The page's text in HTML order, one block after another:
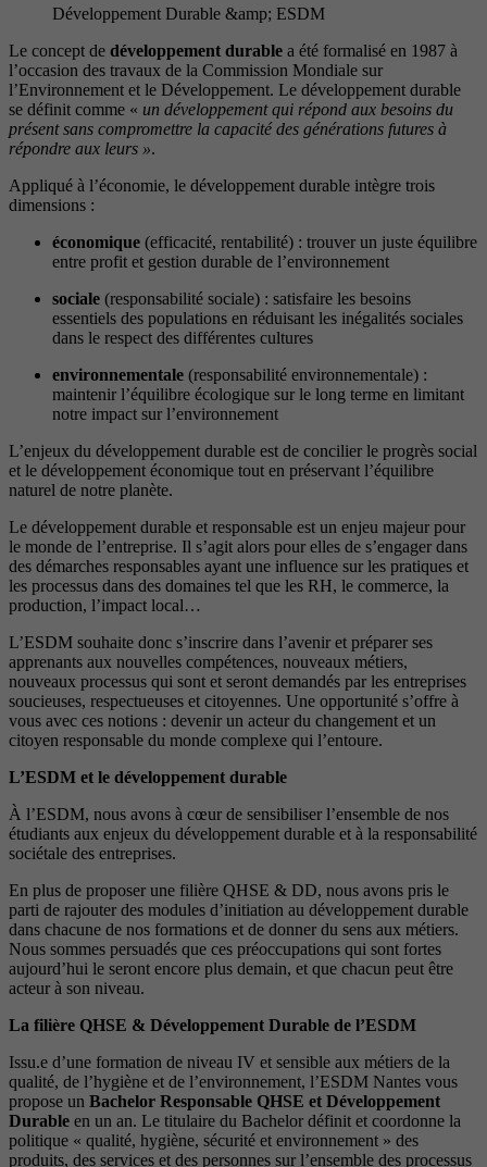
Développement Durable &amp; ESDM
Le concept de développement durable a été formalisé en 1987 à
l’occasion des travaux de la Commission Mondiale sur
l’Environnement et le Développement. Le développement durable
se définit comme « un développement qui répond aux besoins du
présent sans compromettre la capacité des générations futures à
répondre aux leurs ».
Appliqué à l’économie, le développement durable intègre trois
dimensions :
économique (efficacité, rentabilité) : trouver un juste équilibre
entre profit et gestion durable de l’environnement
sociale (responsabilité sociale) : satisfaire les besoins
essentiels des populations en réduisant les inégalités sociales
dans le respect des différentes cultures
environnementale (responsabilité environnementale) :
maintenir l’équilibre écologique sur le long terme en limitant
notre impact sur l’environnement
L’enjeux du développement durable est de concilier le progrès social
et le développement économique tout en préservant l’équilibre
naturel de notre planète.
Le développement durable et responsable est un enjeu majeur pour
le monde de l’entreprise. Il s’agit alors pour elles de s’engager dans
des démarches responsables ayant une influence sur les pratiques et
les processus dans des domaines tel que les RH, le commerce, la
production, l’impact local…
L’ESDM souhaite donc s’inscrire dans l’avenir et préparer ses
apprenants aux nouvelles compétences, nouveaux métiers,
nouveaux processus qui sont et seront demandés par les entreprises
soucieuses, respectueuses et citoyennes. Une opportunité s’offre à
vous avec ces notions : devenir un acteur du changement et un
citoyen responsable du monde complexe qui l’entoure.
L’ESDM et le développement durable
À l’ESDM, nous avons à cœur de sensibiliser l’ensemble de nos
étudiants aux enjeux du développement durable et à la responsabilité
sociétale des entreprises.
En plus de proposer une filière QHSE & DD, nous avons pris le
parti de rajouter des modules d’initiation au développement durable
dans chacune de nos formations et de donner du sens aux métiers.
Nous sommes persuadés que ces préoccupations qui sont fortes
aujourd’hui le seront encore plus demain, et que chacun peut être
acteur à son niveau.
La filière QHSE & Développement Durable de l’ESDM
Issu.e d’une formation de niveau IV et sensible aux métiers de la
qualité, de l’hygiène et de l’environnement, l’ESDM Nantes vous
propose un Bachelor Responsable QHSE et Développement
Durable en un an. Le titulaire du Bachelor définit et coordonne la
politique « qualité, hygiène, sécurité et environnement » des
produits, des services et des personnes sur l’ensemble des processus